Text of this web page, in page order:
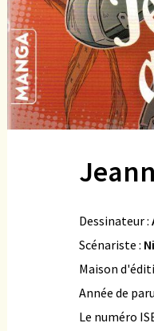
Dessinateur :
Scénariste :
Maison
Année de
Le numéro